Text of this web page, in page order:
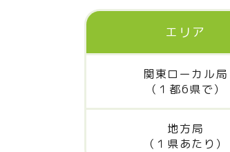
エリア
関東ローカル局
（１都6県で）
地方局
（１県あたり）